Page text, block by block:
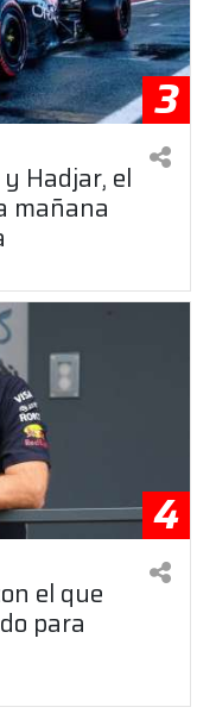
3
Hadjar, el
mañana
4
el que
para